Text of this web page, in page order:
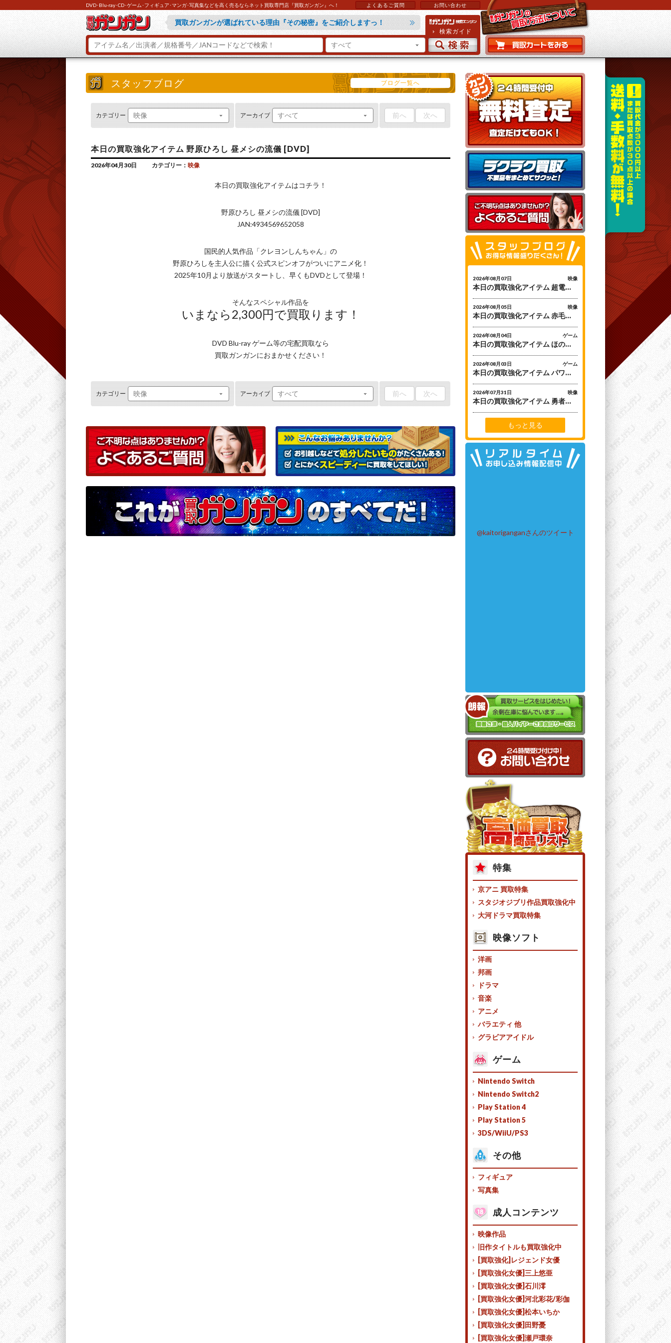
DVD･Blu-ray･CD･ゲーム･フィギュア･マンガ･写真集などを高く売るならネット買取専門店『買取ガンガン』へ！
スタッフブログ ブログ一覧へ
カテゴリー アーカイブ 前へ 次へ
本日の買取強化アイテム 野原ひろし 昼メシの流儀 [DVD]
2026年04月30日 カテゴリー： 映像
本日の買取強化アイテムはコチラ！
野原ひろし 昼メシの流儀 [DVD]
JAN:4934569652058
国民的人気作品「クレヨンしんちゃん」の
野原ひろしを主人公に描く公式スピンオフがついにアニメ化！
2025年10月より放送がスタートし、早くもDVDとして登場！
そんなスペシャル作品を
いまなら2,300円で買取ります！
DVD Blu-ray ゲーム等の宅配買取なら
買取ガンガンにおまかせください！
カテゴリー アーカイブ 前へ 次へ
特集
京アニ 買取特集
スタジオジブリ作品買取強化中
大河ドラマ買取特集
映像ソフト
洋画
邦画
ドラマ
音楽
アニメ
バラエティ 他
グラビアアイドル
ゲーム
Nintendo Switch
Nintendo Switch2
Play Station 4
Play Station 5
3DS/WiiU/PS3
その他
フィギュア
写真集
成人コンテンツ
映像作品
旧作タイトルも買取強化中
[買取強化]レジェンド女優
[買取強化女優]三上悠亜
[買取強化女優]石川澪
[買取強化女優]河北彩花/彩伽
[買取強化女優]松本いちか
[買取強化女優]田野憂
[買取強化女優]瀬戸環奈
2026年08月07日
本日の買取強化アイテム 超電磁ロボ コン・バトラーV Blu-ray BOX [Blu-ray]
映像
2026年08月05日
本日の買取強化アイテム 赤毛のアン Blu-rayボックス
映像
2026年08月04日
本日の買取強化アイテム ほの暮しの庭 [Nintendo Switch2]
ゲーム
2026年08月03日
本日の買取強化アイテム パワフルプロ野球2026-2027 [Nintendo Switch]
ゲーム
2026年07月31日
本日の買取強化アイテム 勇者シリーズ35周年記念「伝説の勇者ダ・ガーン」Blu-ray BOXⅡ
映像
もっと見る
@kaitoriganganさんのツイート
よくあるご質問 お問い合わせ
買取ガンガンが選ばれている理由『その秘密』をご紹介しますっ！
お申し込み方法や手順などについて『買取ガイド』で詳しくご紹介！
とにかくお急ぎの方は『ラクラク買取』がオススメですっ！
ご不明な点があれば『よくあるご質問』をご覧ください！
検索ガイド